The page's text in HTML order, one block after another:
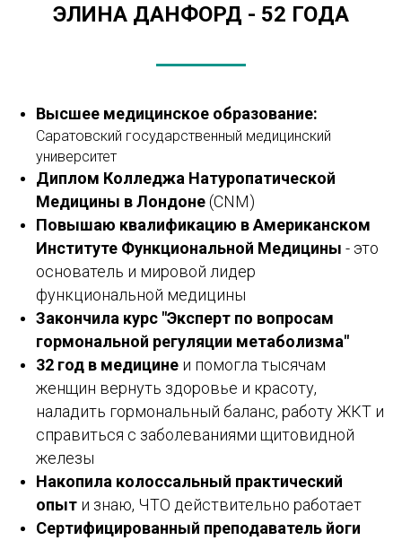
ЭЛИНА ДАНФОРД - 52 ГОДА
Высшее медицинское образование:
Саратовский государственный медицинский
университет
Диплом Колледжа Натуропатической
Медицины в Лондоне(CNM)
Повышаю квалификацию в Американском
Институте Функциональной Медицины - это
основатель и мировой лидер
функциональной медицины
Закончила курс "Эксперт по вопросам
гормональной регуляции метаболизма"
32 год в медицине и помогла тысячам
женщин вернуть здоровье и красоту,
наладить гормональный баланс, работу ЖКТ и
справиться с заболеваниями щитовидной
железы
Накопила колоссальный практический
опыт и знаю, ЧТО действительно работает
Сертифицированный преподаватель йоги